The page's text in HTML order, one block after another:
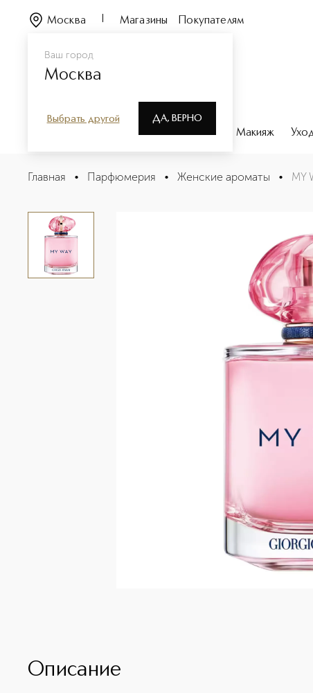
Ваш город
Москва
Выбрать другой ДА, ВЕРНО
Москва Магазины Покупателям
Парфюмерия Макияж
MY WAY NECTAR Парфюмерная вода
Описание
Главная • Парфюмерия • Женские ароматы • MY
Описание